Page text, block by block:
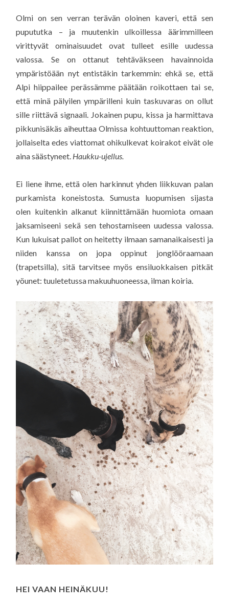
Olmi on sen verran terävän oloinen kaveri, että sen
pupututka – ja muutenkin ulkoillessa äärimmilleen
virittyvät ominaisuudet ovat tulleet esille uudessa
valossa. Se on ottanut tehtäväkseen havainnoida
ympäristöään nyt entistäkin tarkemmin: ehkä se, että
Alpi hiippailee perässämme päätään roikottaen tai se,
että minä pälyilen ympärilleni kuin taskuvaras on ollut
sille riittävä signaali. Jokainen pupu, kissa ja harmittava
pikkunisäkäs aiheuttaa Olmissa kohtuuttoman reaktion,
jollaiselta edes viattomat ohikulkevat koirakot eivät ole
aina säästyneet. Haukku-ujellus.
Ei liene ihme, että olen harkinnut yhden liikkuvan palan
purkamista koneistosta. Sumusta luopumisen sijasta
olen kuitenkin alkanut kiinnittämään huomiota omaan
jaksamiseeni sekä sen tehostamiseen uudessa valossa.
Kun lukuisat pallot on heitetty ilmaan samanaikaisesti ja
niiden kanssa on jopa oppinut jonglööraamaan
(trapetsilla), sitä tarvitsee myös ensiluokkaisen pitkät
yöunet: tuuletetussa makuuhuoneessa, ilman koiria.
HEI VAAN HEINÄKUU!